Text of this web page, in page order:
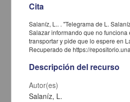
Carta de V. Talamantes a Francisco I.
prestar sus servicios
Cita
Salaníz, L.. . "Telegrama de L.
Salazar informando que no funciona
transportar y pide que lo espere en
Recuperado de https://
Descripción del recurso
Autor(es)
Salaníz, L.